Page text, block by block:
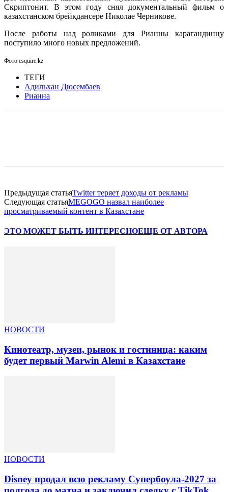
Скриптонит. В этом году снял документальный фильм о
казахстанском брейкдансере Николае Черникове.
После работы над роликами для Рианны карагандинцу
поступило много новых предложений.
Фото esquire.kz
ТЕГИ
Адильхан Дюсембаев
Рианна
Предыдущая статьяTwitter теряет доходы от рекламы
Следующая статьяMEGOGO назвал наиболее
просматриваемый контент в Казахстане
ЭТО МОЖЕТ БЫТЬ ИНТЕРЕСНОЕЩЕ ОТ АВТОРА
НОВОСТИ
Кинотеатр, музеи, рынок и гостиница: каким
будет первый Marwin Alemi в Казахстане
НОВОСТИ
Disney продал всю рекламу Супербоула-2027 за